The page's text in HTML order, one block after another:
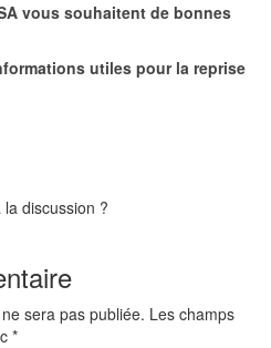
vous souhaitent de bonnes
utiles pour la reprise
discussion ?
sera pas publiée. Les champs
*